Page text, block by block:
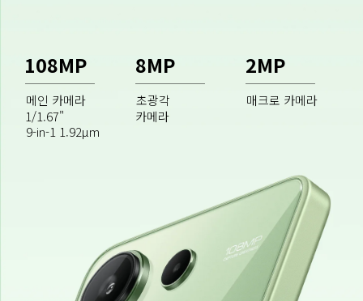
108MP
메인 카메라
1/1.67"
9-in-1 1.92μm
8MP
초광각
카메라
2MP
매크로 카메라